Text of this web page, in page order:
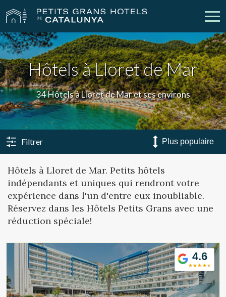
Nos Hôtels Escapades
Mariages Réunions
Chèques Cadeau Découvrez Catalogne
Má réservation
vpn_key Se connecter person Créer un compte
CA ES EN FR
Hôtels à Lloret de Mar
34 Hôtels à Lloret de Mar et ses environs
Filtrer
Hôtels à Lloret de Mar. Petits hôtels
indépendants et uniques qui rendront votre
expérience dans l'un d'entre eux inoubliable.
Réservez dans les Hôtels Petits Grans avec une
réduction spéciale!
4.6